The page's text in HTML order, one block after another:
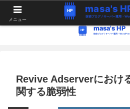
WordPress・Linux関連の情
Revive Adserverにおけ
関する脆弱性
メニュー